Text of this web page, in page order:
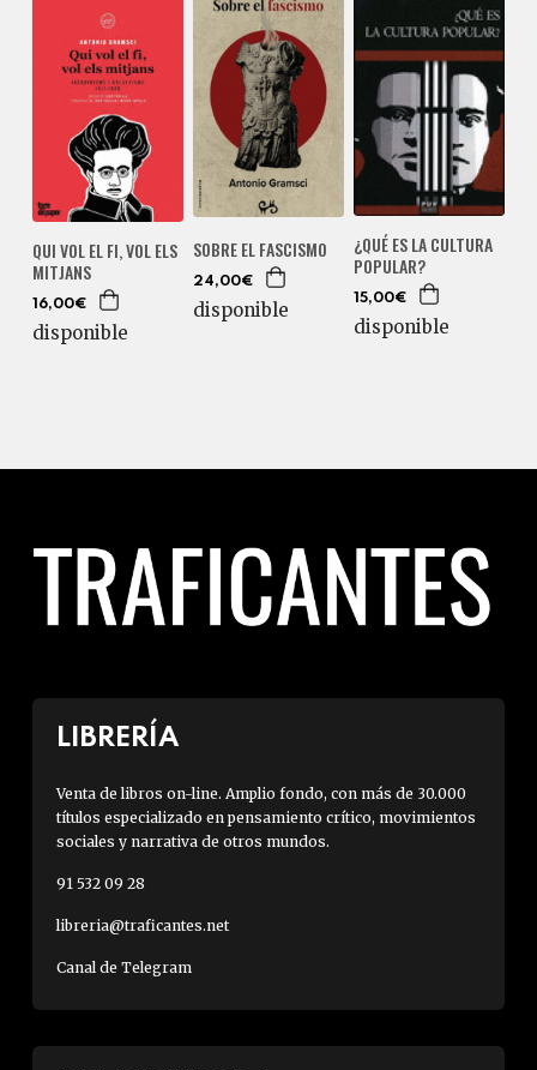
QUI VOL EL FI, VOL ELS
MITJANS
16,00€
disponible
SOBRE EL FASCISMO
24,00€
disponible
¿QUÉ ES LA CULTURA
POPULAR?
15,00€
disponible
LIBRERÍA
Venta de libros on-line. Amplio fondo, con más de 30.000
títulos especializado en pensamiento crítico, movimientos
sociales y narrativa de otros mundos.
91 532 09 28
libreria@traficantes.net
Canal de Telegram